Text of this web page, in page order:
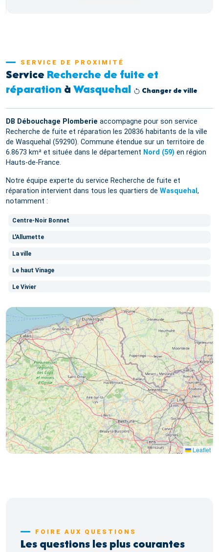
SERVICE DE PROXIMITÉ
Service Recherche de fuite et
réparation àWasquehal Changer de ville
DB Débouchage Plomberie accompagne pour son service
Recherche de fuite et réparation les 20836 habitants de la ville
de Wasquehal (59290). Commune étendue sur un territoire de
6.8673 km² et située dans le département Nord (59) en région
Hauts-de-France.
Notre équipe experte du service Recherche de fuite et
réparation intervient dans tous les quartiers de Wasquehal ,
notamment :
Centre-Noir Bonnet
L'Allumette
La ville
Le haut Vinage
Le Vivier
Noir Bonnet
Pharos-Haut Vinage
4
14
3
10
Leaflet
FOIRE AUX QUESTIONS
Les questions les plus courantes